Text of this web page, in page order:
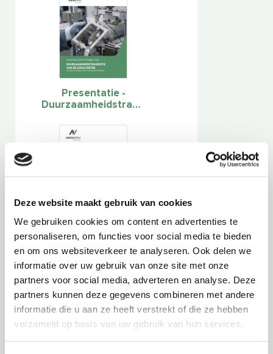
Deze website maakt gebruik van cookies
We gebruiken cookies om content en advertenties te
personaliseren, om functies voor social media te bieden
en om ons websiteverkeer te analyseren. Ook delen we
informatie over uw gebruik van onze site met onze
partners voor social media, adverteren en analyse. Deze
partners kunnen deze gegevens combineren met andere
informatie die u aan ze heeft verstrekt of die ze hebben
verzameld op basis van uw gebruik van hun services.
Presentatie -
Duurzaamheidstransitie
Verjongen bitumen
voor hogere
percentages
hergebruik